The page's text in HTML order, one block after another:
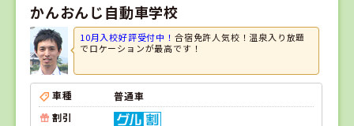
かんおんじ自動車学校
10月入校好評受付中！ 合宿免許人気校！温泉入り放題
でロケーションが最高です！
車種
普通車
割引